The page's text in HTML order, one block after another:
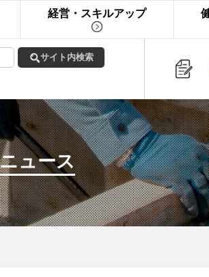
経営・スキルアップ
ュース